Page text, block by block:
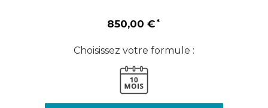
850,00 €
Choisissez votre formule :